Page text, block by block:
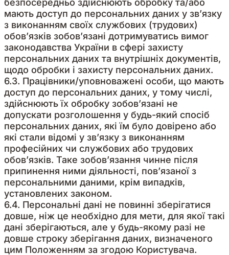
безпосередньо здійснюють обробку та/або
мають доступ до персональних даних у зв’язку
з виконанням своїх службових (трудових)
обов’язків зобов’язані дотримуватись вимог
законодавства України в сфері захисту
персональних даних та внутрішніх документів,
щодо обробки і захисту персональних даних.
6.3. Працівники/уповноважені особи, що мають
доступ до персональних даних, у тому числі,
здійснюють їх обробку зобов’язані не
допускати розголошення у будь-який спосіб
персональних даних, які їм було довірено або
які стали відомі у зв’язку з виконанням
професійних чи службових або трудових
обов’язків. Таке зобов’язання чинне після
припинення ними діяльності, пов’язаної з
персональними даними, крім випадків,
установлених законом.
6.4. Персональні дані не повинні зберігатися
довше, ніж це необхідно для мети, для якої такі
дані зберігаються, але у будь-якому разі не
довше строку зберігання даних, визначеного
цим Положенням за згодою Користувача.